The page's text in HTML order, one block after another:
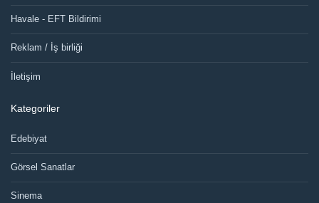
Havale - EFT Bildirimi
Reklam / İş birliği
İletişim
Kategoriler
Edebiyat
Görsel Sanatlar
Sinema